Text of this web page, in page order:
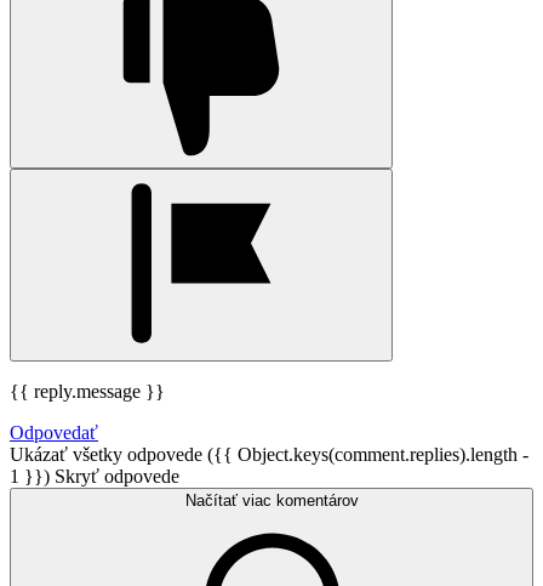
{{ reply.message }}
Odpovedať
Ukázať všetky odpovede ({{ Object.keys(comment.replies).length -
1 }}) Skryť odpovede
Načítať viac komentárov